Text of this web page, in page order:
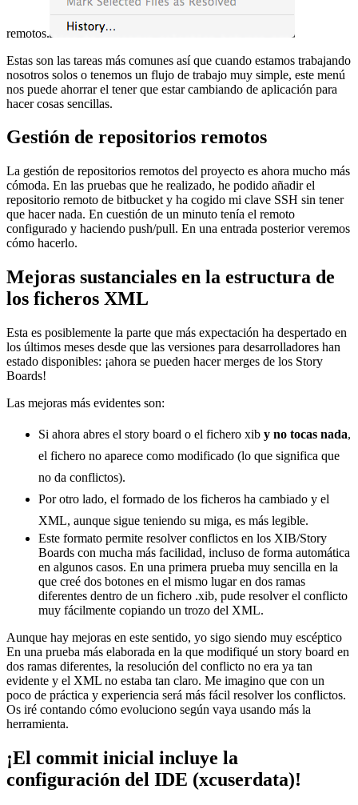
remotos.
Estas son las tareas más comunes así que cuando estamos trabajando
nosotros solos o tenemos un flujo de trabajo muy simple, este menú
nos puede ahorrar el tener que estar cambiando de aplicación para
hacer cosas sencillas.
Gestión de repositorios remotos
La gestión de repositorios remotos del proyecto es ahora mucho más
cómoda. En las pruebas que he realizado, he podido añadir el
repositorio remoto de bitbucket y ha cogido mi clave SSH sin tener
que hacer nada. En cuestión de un minuto tenía el remoto
configurado y haciendo push/pull. En una entrada posterior veremos
cómo hacerlo.
Mejoras sustanciales en la estructura de
los ficheros XML
Esta es posiblemente la parte que más expectación ha despertado en
los últimos meses desde que las versiones para desarrolladores han
estado disponibles: ¡ahora se pueden hacer merges de los Story
Boards!
Las mejoras más evidentes son:
Si ahora abres el story board o el fichero xib y no tocas nada,
el fichero no aparece como modificado (lo que significa que
no da conflictos).
Por otro lado, el formado de los ficheros ha cambiado y el
XML, aunque sigue teniendo su miga, es más legible.
Este formato permite resolver conflictos en los XIB/Story
Boards con mucha más facilidad, incluso de forma automática
en algunos casos. En una primera prueba muy sencilla en la
que creé dos botones en el mismo lugar en dos ramas
diferentes dentro de un fichero .xib, pude resolver el conflicto
muy fácilmente copiando un trozo del XML.
Aunque hay mejoras en este sentido, yo sigo siendo muy escéptico
En una prueba más elaborada en la que modifiqué un story board en
dos ramas diferentes, la resolución del conflicto no era ya tan
evidente y el XML no estaba tan claro. Me imagino que con un
poco de práctica y experiencia será más fácil resolver los conflictos.
Os iré contando cómo evoluciono según vaya usando más la
herramienta.
¡El commit inicial incluye la
configuración del IDE (xcuserdata)!